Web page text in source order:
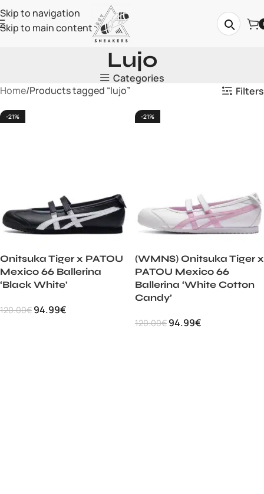
Skip to navigation
Skip to main content
Lujo
Categories
Home Products tagged “lujo” Filters
-21%
Onitsuka Tiger x PATOU
Mexico 66 Ballerina
‘Black White’
120.00€ 94.99€
-21%
(WMNS) Onitsuka Tiger x
PATOU Mexico 66
Ballerina ‘White Cotton
Candy’
120.00€ 94.99€